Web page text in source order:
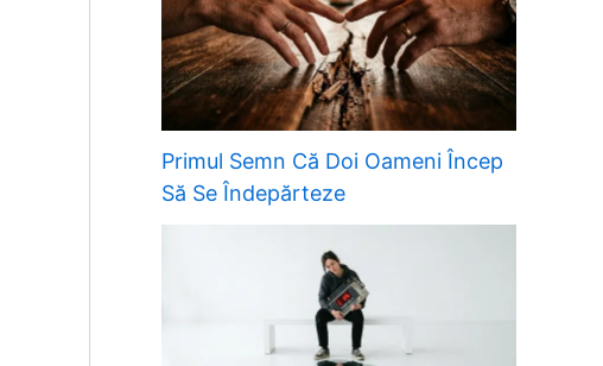
Primul Semn Că Doi Oameni Încep
Să Se Îndepărteze